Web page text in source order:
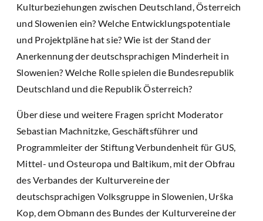
Kulturbeziehungen zwischen Deutschland, Österreich
und Slowenien ein? Welche Entwicklungspotentiale
und Projektpläne hat sie? Wie ist der Stand der
Anerkennung der deutschsprachigen Minderheit in
Slowenien? Welche Rolle spielen die Bundesrepublik
Deutschland und die Republik Österreich?
Über diese und weitere Fragen spricht Moderator
Sebastian Machnitzke, Geschäftsführer und
Programmleiter der Stiftung Verbundenheit für GUS,
Mittel- und Osteuropa und Baltikum, mit der Obfrau
des Verbandes der Kulturvereine der
deutschsprachigen Volksgruppe in Slowenien, Urška
Kop, dem Obmann des Bundes der Kulturvereine der